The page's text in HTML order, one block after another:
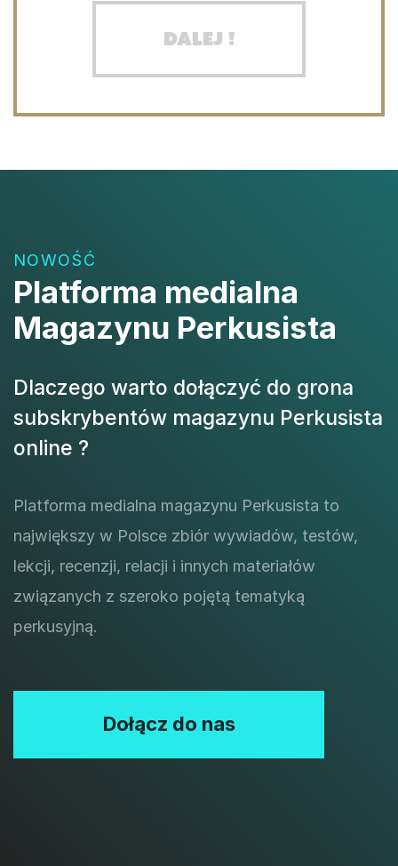
Dalej !
NOWOŚĆ
Platforma medialna
Magazynu Perkusista
Dlaczego warto dołączyć do grona
subskrybentów magazynu Perkusista
online ?
Platforma medialna magazynu Perkusista to
największy w Polsce zbiór wywiadów, testów,
lekcji, recenzji, relacji i innych materiałów
związanych z szeroko pojętą tematyką
perkusyjną.
Dołącz do nas